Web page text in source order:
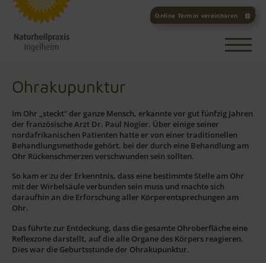
Online Termin vereinbaren
Ohrakupunktur
Im Ohr „steckt“ der ganze Mensch, erkannte vor gut fünfzig Jahren
der französische Arzt Dr. Paul Nogier. Über einige seiner
nordafrikanischen Patienten hatte er von einer traditionellen
Behandlungsmethode gehört, bei der durch eine Behandlung am
Ohr Rückenschmerzen verschwunden sein sollten.
So kam er zu der Erkenntnis, dass eine bestimmte Stelle am Ohr
mit der Wirbelsäule verbunden sein muss und machte sich
daraufhin an die Erforschung aller Körperentsprechungen am
Ohr.
Das führte zur Entdeckung, dass die gesamte Ohroberfläche eine
Reflexzone darstellt, auf die alle Organe des Körpers reagieren.
Dies war die Geburtsstunde der Ohrakupunktur.